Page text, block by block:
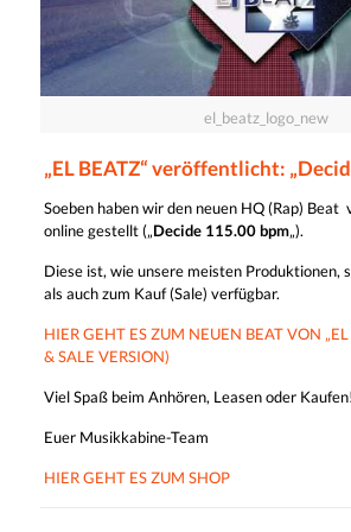
el_beatz_logo_new
„EL BEATZ“ veröffentlicht:
Soeben haben wir den neuen HQ (Rap) Beat
online gestellt („Decide 115.00 bpm„).
Diese ist, wie unsere meisten Produktionen,
als auch zum Kauf (Sale) verfügbar.
HIER GEHT ES ZUM NEUEN BEAT VON
& SALE VERSION)
Viel Spaß beim Anhören, Leasen oder Kaufen!
Euer Musikkabine-Team
HIER GEHT ES ZUM SHOP